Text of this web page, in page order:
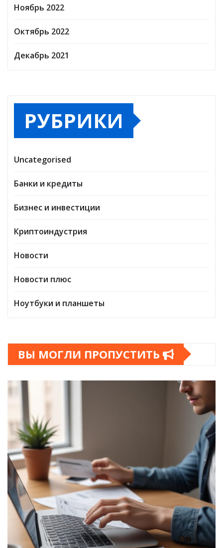
Ноябрь 2022
Октябрь 2022
Декабрь 2021
РУБРИКИ
Uncategorised
Банки и кредиты
Бизнес и инвестиции
Криптоиндустрия
Новости
Новости плюс
Ноутбуки и планшеты
ВЫ МОГЛИ ПРОПУСТИТЬ